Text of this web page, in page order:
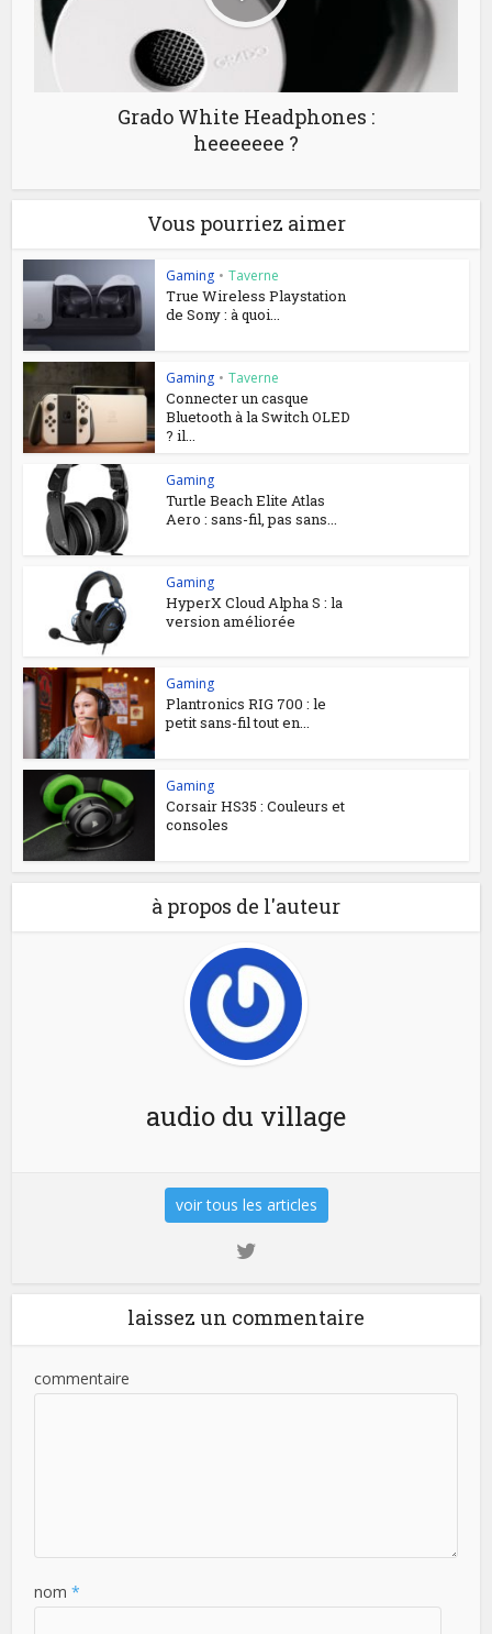
Grado White Headphones :
heeeeeee ?
Vous pourriez aimer
Gaming • Taverne
True Wireless Playstation
de Sony : à quoi...
Gaming • Taverne
Connecter un casque
Bluetooth à la Switch OLED
? il...
Gaming
Turtle Beach Elite Atlas
Aero : sans-fil, pas sans...
Gaming
HyperX Cloud Alpha S : la
version améliorée
Gaming
Plantronics RIG 700 : le
petit sans-fil tout en...
Gaming
Corsair HS35 : Couleurs et
consoles
à propos de l'auteur
audio du village
voir tous les articles
laissez un commentaire
commentaire
nom *